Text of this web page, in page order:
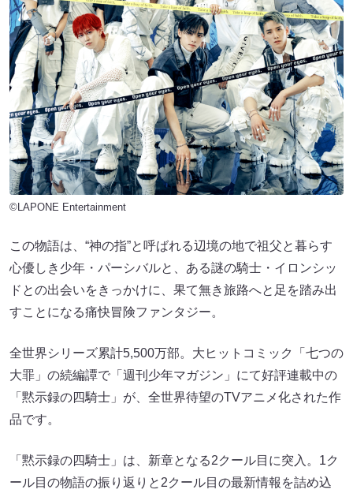
©LAPONE Entertainment
この物語は、“神の指”と呼ばれる辺境の地で祖父と暮らす
心優しき少年・パーシバルと、ある謎の騎士・イロンシッ
ドとの出会いをきっかけに、果て無き旅路へと足を踏み出
すことになる痛快冒険ファンタジー。
全世界シリーズ累計5,500万部。大ヒットコミック「七つの
大罪」の続編譚で「週刊少年マガジン」にて好評連載中の
「黙示録の四騎士」が、全世界待望のTVアニメ化された作
品です。
「黙示録の四騎士」は、新章となる2クール目に突入。1ク
ール目の物語の振り返りと2クール目の最新情報を詰め込